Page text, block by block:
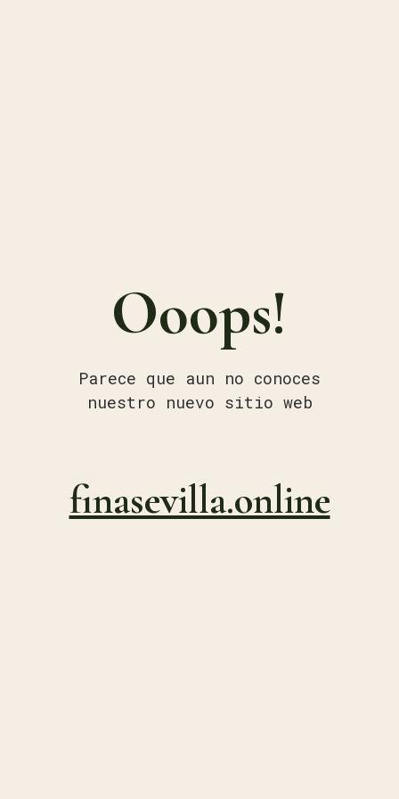
Ooops!
Parece que aun no conoces
nuestro nuevo sitio web
finasevilla.online